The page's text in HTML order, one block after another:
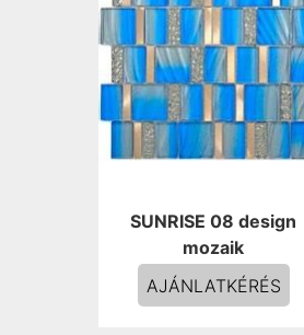
SUNRISE 08 design
mozaik
AJÁNLATKÉRÉS